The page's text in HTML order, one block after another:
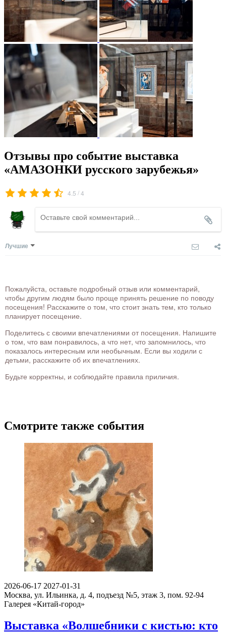
Отзывы про событие выставка
«АМАЗОНКИ русского зарубежья»
4.5 /4
Лучшие
Пожалуйста, оставьте подробный отзыв или комментарий,
чтобы другим людям было проще принять решение по поводу
посещения! Расскажите о том, что стоит знать тем, кто только
планирует посещение.
Поделитесь с своими впечатлениями от посещения. Напишите
о том, что вам понравилось, а что нет, что запомнилось, что
показалось интересным или необычным. Если вы ходили с
детьми, расскажите об их впечатлениях.
Будьте корректны, и соблюдайте правила приличия.
Смотрите также события
2026-06-17 2027-01-31
Москва, ул. Ильинка, д. 4, подъезд №5, этаж 3, пом. 92-94
Галерея «Китай-город»
Выставка «Волшебники с кистью: кто